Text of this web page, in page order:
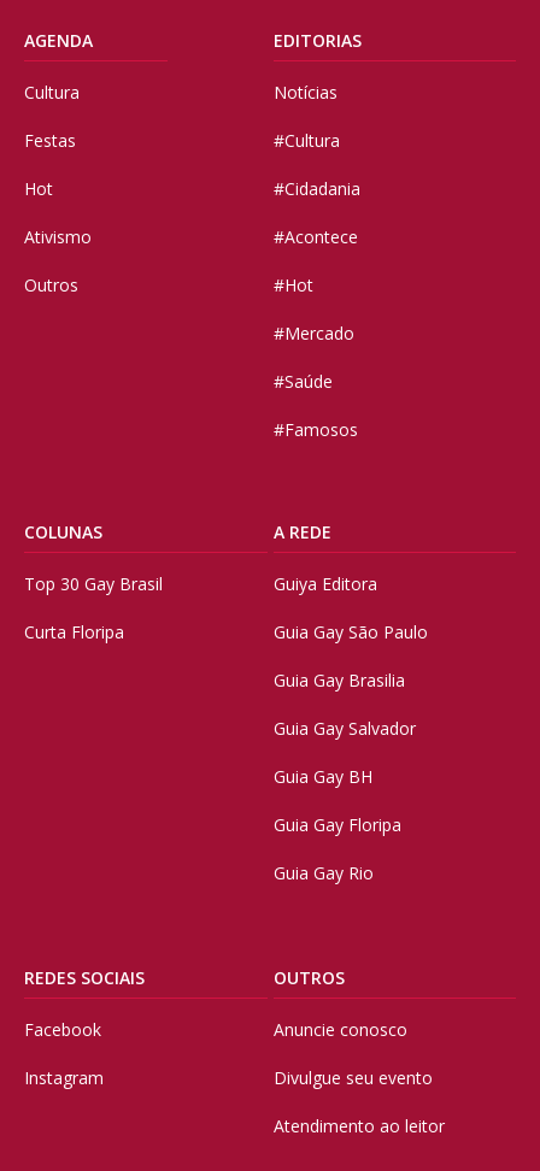
AGENDA
Cultura
Festas
Hot
Ativismo
Outros
EDITORIAS
Notícias
#Cultura
#Cidadania
#Acontece
#Hot
#Mercado
#Saúde
#Famosos
COLUNAS
Top 30 Gay Brasil
Curta Floripa
A REDE
Guiya Editora
Guia Gay São Paulo
Guia Gay Brasilia
Guia Gay Salvador
Guia Gay BH
Guia Gay Floripa
Guia Gay Rio
REDES SOCIAIS
Facebook
Instagram
OUTROS
Anuncie conosco
Divulgue seu evento
Atendimento ao leitor